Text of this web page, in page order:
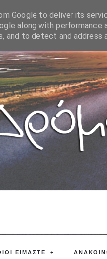
ΕΙΜΑΣΤΕ
Google to deliver its
along with
and to detect and address